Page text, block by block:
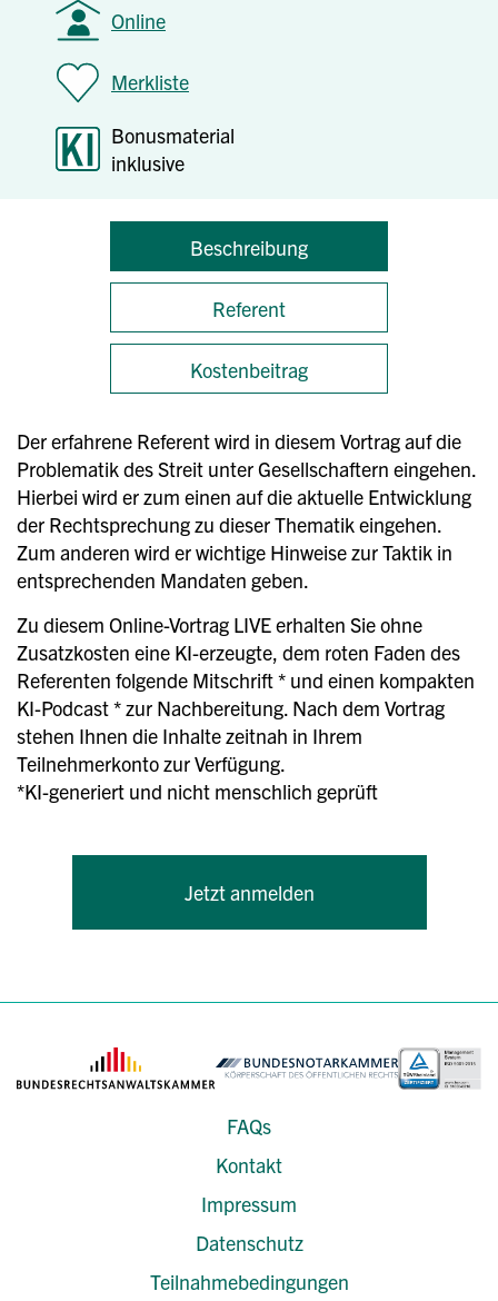
Online
Merkliste
Bonusmaterial
inklusive
Beschreibung
Referent
Kostenbeitrag
Der erfahrene Referent wird in diesem Vortrag auf die
Problematik des Streit unter Gesellschaftern eingehen.
Hierbei wird er zum einen auf die aktuelle Entwicklung
der Rechtsprechung zu dieser Thematik eingehen.
Zum anderen wird er wichtige Hinweise zur Taktik in
entsprechenden Mandaten geben.
Zu diesem Online-Vortrag LIVE erhalten Sie ohne
Zusatzkosten eine KI-erzeugte, dem roten Faden des
Referenten folgende Mitschrift * und einen kompakten
KI-Podcast * zur Nachbereitung. Nach dem Vortrag
stehen Ihnen die Inhalte zeitnah in Ihrem
Teilnehmerkonto zur Verfügung.
*KI-generiert und nicht menschlich geprüft
Jetzt anmelden
FAQs
Kontakt
Impressum
Datenschutz
Teilnahmebedingungen